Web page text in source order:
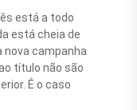
está a todo
está cheia de
nova campanha
título não são
É o caso